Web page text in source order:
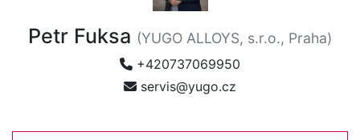
Petr Fuksa (YUGO ALLOYS, s.r.o., Praha)
+420737069950
servis@yugo.cz